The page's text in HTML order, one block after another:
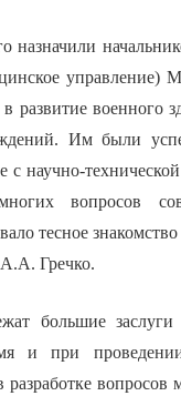
развитие военного
Им были
с научно-
вопросов
тесное
Гречко.
большие заслуги
и при